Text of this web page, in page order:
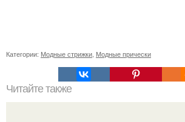
Категории: Модные стрижки Модные прически
Читайте также